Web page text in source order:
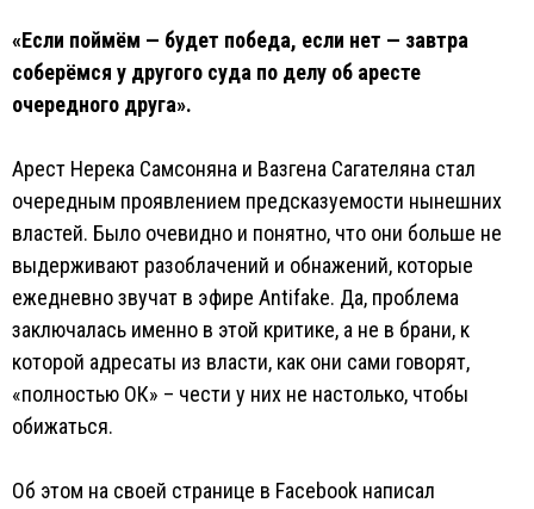
«Если поймём — будет победа, если нет — завтра
соберёмся у другого суда по делу об аресте
очередного друга».
Арест Нерека Самсоняна и Вазгена Сагателяна стал
очередным проявлением предсказуемости нынешних
властей. Было очевидно и понятно, что они больше не
выдерживают разоблачений и обнажений, которые
ежедневно звучат в эфире Antifake. Да, проблема
заключалась именно в этой критике, а не в брани, к
которой адресаты из власти, как они сами говорят,
«полностью ОК» – чести у них не настолько, чтобы
обижаться.
Об этом на своей странице в Facebook написал